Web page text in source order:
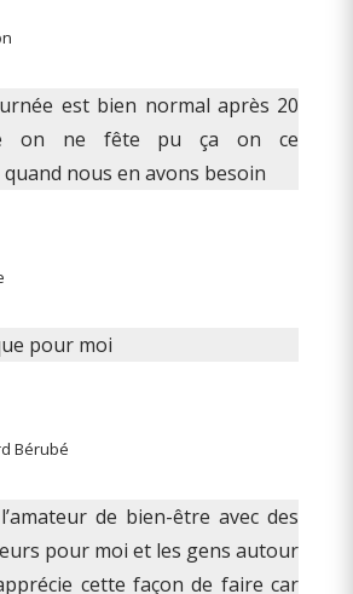
est bien normal après 20
on ne fête pu ça on ce
nous en avons besoin
pour moi
Bérubé
de bien-être avec des
pour moi et les gens autour
cette façon de faire car